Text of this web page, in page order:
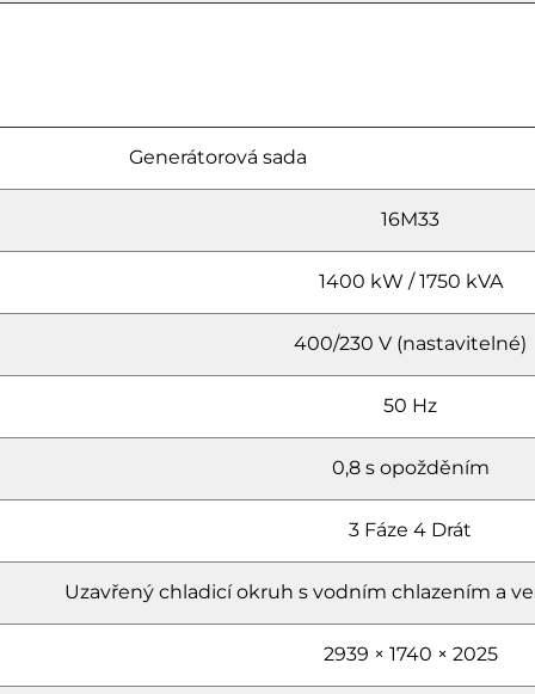
Generátorová sada
16M33
1400 kW / 1750 kVA
400/230 V (nastavitelné)
50 Hz
0,8 s opožděním
3 Fáze 4 Drát
Uzavřený chladicí okruh s vodním chlazením a
2939 × 1740 × 2025